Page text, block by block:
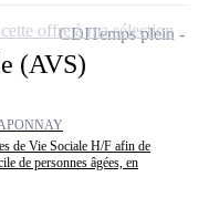
(AVS)
de Vie Sociale H/F afin de
de personnes âgées, en
CDITemps plein
offre à ma sélection